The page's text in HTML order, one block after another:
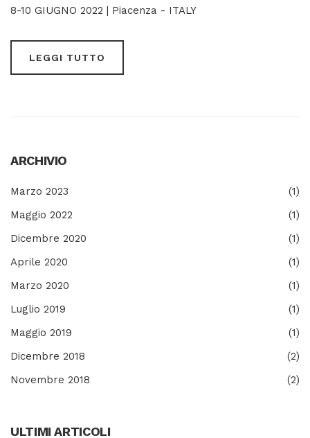
8-10 GIUGNO 2022 | Piacenza - ITALY
LEGGI TUTTO
ARCHIVIO
Marzo 2023
(1)
Maggio 2022
(1)
Dicembre 2020
(1)
Aprile 2020
(1)
Marzo 2020
(1)
Luglio 2019
(1)
Maggio 2019
(1)
Dicembre 2018
(2)
Novembre 2018
(2)
ULTIMI ARTICOLI